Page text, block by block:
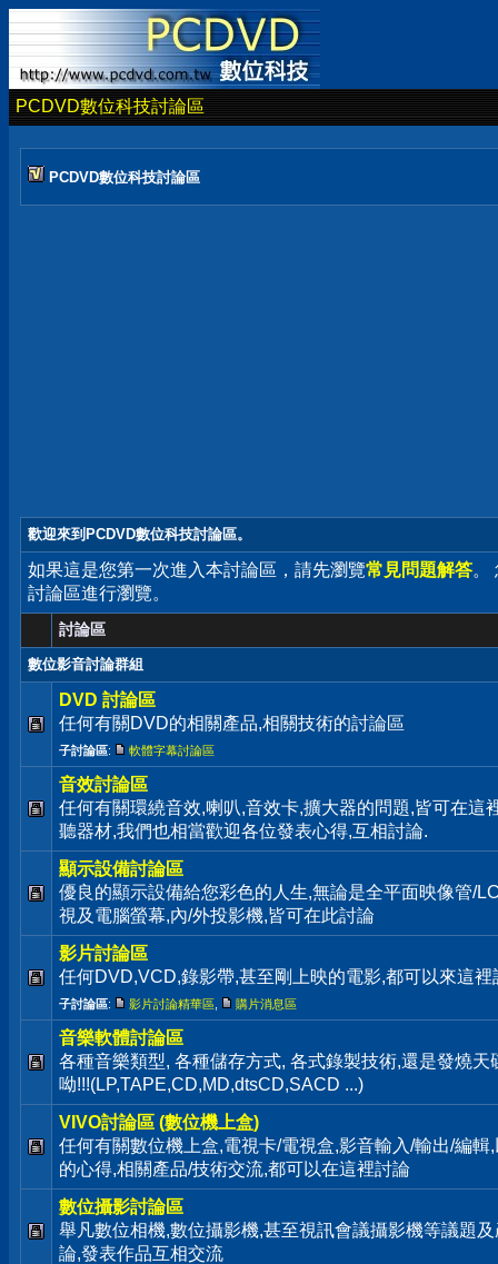
PCDVD數位科技討論區
PCDVD數位科技討論區
歡迎來到PCDVD數位科技討論區。
如果這是您第一次進入本討論區，請先瀏覽常見問題解答。
討論區進行瀏覽。
討論區
數位影音討論群組
DVD 討論區
任何有關DVD的相關產品,相關技術的討論區
子討論區: 軟體字幕討論區
音效討論區
任何有關環繞音效,喇叭,音效卡,擴大器的問題,皆可在這
聽器材,我們也相當歡迎各位發表心得,互相討論.
顯示設備討論區
優良的顯示設備給您彩色的人生,無論是全平面映像管/
視及電腦螢幕,內/外投影機,皆可在此討論
影片討論區
任何DVD,VCD,錄影帶,甚至剛上映的電影,都可以來這裡
子討論區: 影片討論精華區 購片消息區
音樂軟體討論區
各種音樂類型, 各種儲存方式, 各式錄製技術,還是發燒
呦!!!(LP,TAPE,CD,MD,dtsCD,SACD ...)
VIVO討論區 (數位機上盒)
任何有關數位機上盒,電視卡/電視盒,影音輸入/輸出/編輯
的心得,相關產品/技術交流,都可以在這裡討論
數位攝影討論區
舉凡數位相機,數位攝影機,甚至視訊會議攝影機等議題
論,發表作品互相交流